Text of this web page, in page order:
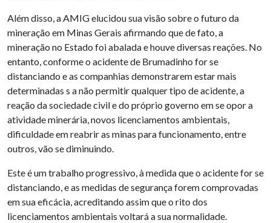
Além disso, a AMIG elucidou sua visão sobre o futuro da
mineração em Minas Gerais afirmando que de fato, a
mineração no Estado foi abalada e houve diversas reações. No
entanto, conforme o acidente de Brumadinho for se
distanciando e as companhias demonstrarem estar mais
determinadas s a não permitir qualquer tipo de acidente, a
reação da sociedade civil e do próprio governo em se opor a
atividade minerária, novos licenciamentos ambientais,
dificuldade em reabrir as minas para funcionamento, entre
outros, vão se diminuindo.
Este é um trabalho progressivo, à medida que o acidente for se
distanciando, e as medidas de segurança forem comprovadas
em sua eficácia, acreditando assim que o rito dos
licenciamentos ambientais voltará a sua normalidade.